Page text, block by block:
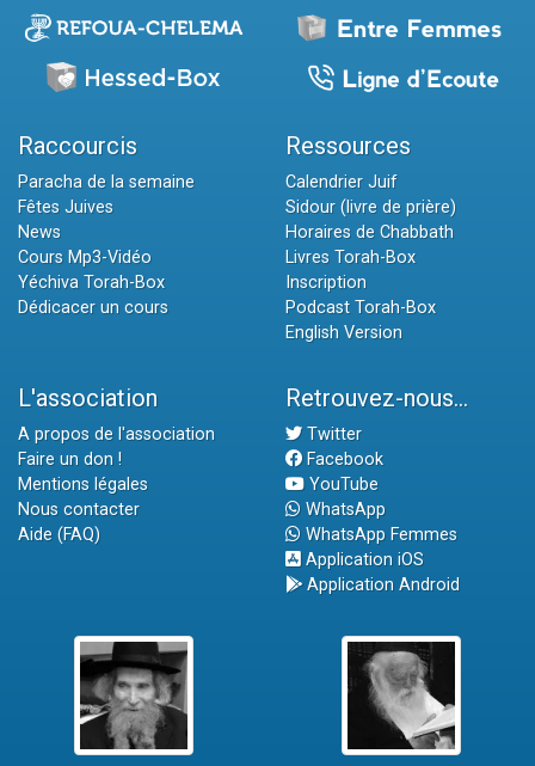
Raccourcis
Paracha de la semaine
Fêtes Juives
News
Cours Mp3-Vidéo
Yéchiva Torah-Box
Dédicacer un cours
Ressources
Calendrier Juif
Sidour (livre de prière)
Horaires de Chabbath
Livres Torah-Box
Inscription
Podcast Torah-Box
English Version
L'association
A propos de l'association
Faire un don !
Mentions légales
Nous contacter
Aide (FAQ)
Retrouvez-nous...
Twitter
Facebook
YouTube
WhatsApp
WhatsApp Femmes
Application iOS
Application Android